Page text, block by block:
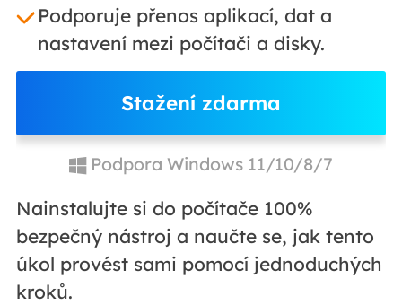
Podporuje přenos aplikací, dat a
nastavení mezi počítači a disky.
Stažení zdarma
Podpora Windows 11/10/8/7
Nainstalujte si do počítače 100%
bezpečný nástroj a naučte se, jak tento
úkol provést sami pomocí jednoduchých
kroků.